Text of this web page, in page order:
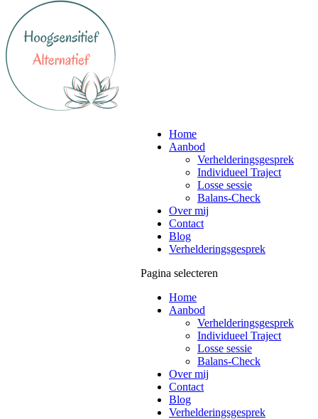
Home
Aanbod
Verhelderingsgesprek
Individueel Traject
Losse sessie
Balans-Check
Over mij
Contact
Blog
Verhelderingsgesprek
Pagina selecteren
Home
Aanbod
Verhelderingsgesprek
Individueel Traject
Losse sessie
Balans-Check
Over mij
Contact
Blog
Verhelderingsgesprek